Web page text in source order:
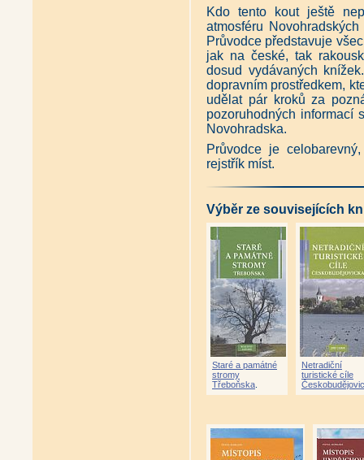
Kdo tento kout ještě
atmosféru
Průvodce představuje
jak na české, tak
dosud vydávaných
dopravním prostředkem,
udělat pár kroků za
pozoruhodných informací
Novohradska.
Průvodce je
rejstřík míst.
Výběr ze souvisejících
Staré a památné
stromy
Třeboňska
Netradiční
turistické cíle